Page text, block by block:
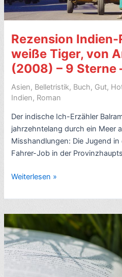
Rezension Indien-
weiße Tiger, von
(2008) – 9 Sterne
Asien, Belletristik, Buch, Gut,
Indien, Roman
Der indische Ich-Erzähler
jahrzehntelang durch ein Meer
Misshandlungen: Die Jugend
Fahrer-Job in der
Rezension
Roman:
Der
weiße
Tiger,
von
Aravind
Weiterlesen »